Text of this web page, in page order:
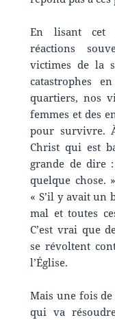
En lisant cet
réactions
victimes de la
catastrophes
quartiers, nos
femmes et des
pour survivre.
Christ qui est
grande de dire
quelque chose.
« S’il y avait un
mal et toutes
C’est vrai que
se révoltent
l’Église.
Mais une fois de
qui va